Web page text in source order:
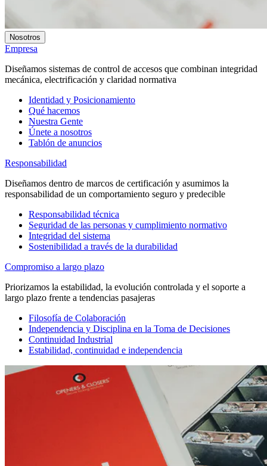
Nosotros
Empresa
Diseñamos sistemas de control de accesos que combinan integridad
mecánica, electrificación y claridad normativa
Identidad y Posicionamiento
Qué hacemos
Nuestra Gente
Únete a nosotros
Tablón de anuncios
Responsabilidad
Diseñamos dentro de marcos de certificación y asumimos la
responsabilidad de un comportamiento seguro y predecible
Responsabilidad técnica
Seguridad de las personas y cumplimiento normativo
Integridad del sistema
Sostenibilidad a través de la durabilidad
Compromiso a largo plazo
Priorizamos la estabilidad, la evolución controlada y el soporte a
largo plazo frente a tendencias pasajeras
Filosofía de Colaboración
Independencia y Disciplina en la Toma de Decisiones
Continuidad Industrial
Estabilidad, continuidad e independencia